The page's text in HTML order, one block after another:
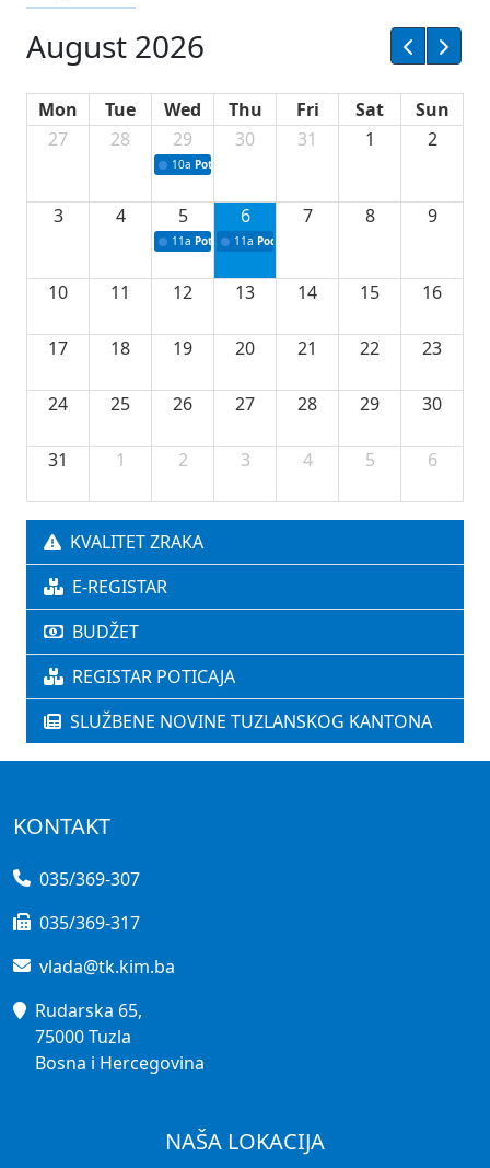
August 2026
Mon Tue Wed Thu Fri Sat
Sun
27
28 29
10a Potpisivanje ugovora sa neprofitnim
30 31 1 2
3 4 5
11a Potpisivanje ugovora o stipendijama za
6
11a Podrška razvoju vodne infrastrukture u
7 8 9
10 11 12 13 14 15 16
17 18 19 20 21 22 23
24 25 26 27 28 29 30
31 1 2 3 4 5 6
KVALITET ZRAKA
E-REGISTAR
BUDŽET
REGISTAR POTICAJA
SLUŽBENE NOVINE TUZLANSKOG KANTONA
KONTAKT
035/369-307
035/369-317
vlada@tk.kim.ba
Rudarska 65,
75000 Tuzla
Bosna i Hercegovina
NAŠA LOKACIJA